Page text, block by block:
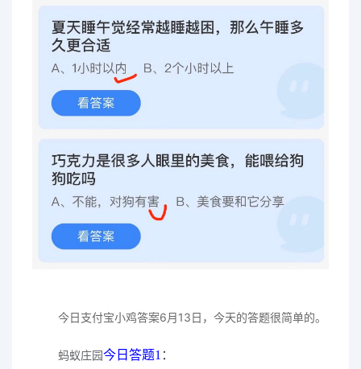
今日支付宝小鸡答案6月13日，今天的答题很简单的。
蚂蚁庄园今日答题1 ：